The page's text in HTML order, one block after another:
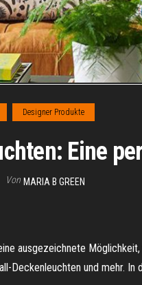
Designer Produkte
Eine
Von MARIA B GREEN
ausgezeichnete
Deckenleuchten und mehr.